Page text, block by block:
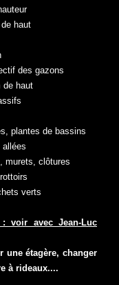
haut
des gazons
de haut
plantes de bassins
allées
murets, clôtures
verts
voir avec Jean-Luc
une étagère, changer
à rideaux....